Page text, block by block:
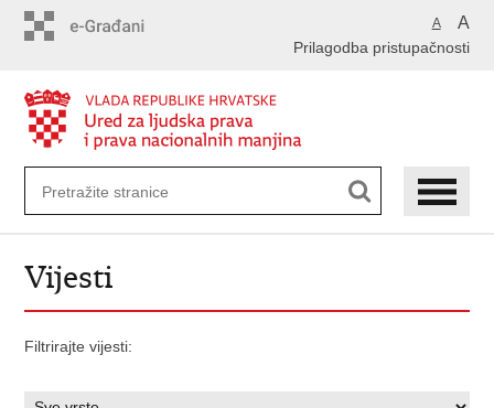
A A
Prilagodba pristupačnosti
Vijesti
Filtrirajte vijesti: